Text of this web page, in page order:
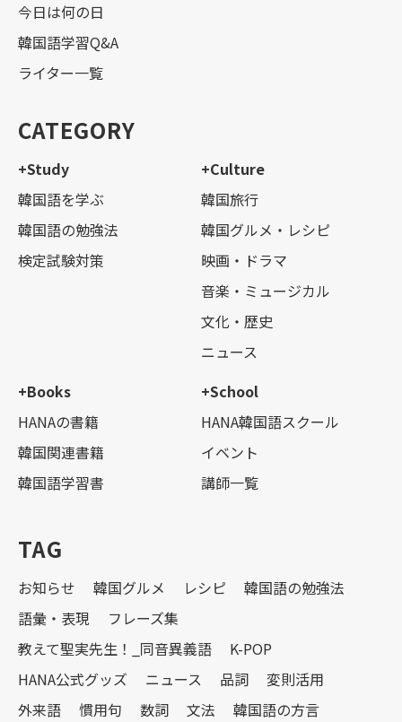
今日は何の日
韓国語学習Q&A
ライター一覧
CATEGORY
+Study
韓国語を学ぶ
韓国語の勉強法
検定試験対策
+Culture
韓国旅行
韓国グルメ・レシピ
映画・ドラマ
音楽・ミュージカル
文化・歴史
ニュース
+Books
HANAの書籍
韓国関連書籍
韓国語学習書
+School
HANA韓国語スクール
イベント
講師一覧
TAG
お知らせ 韓国グルメ レシピ
韓国語の勉強法
語彙・表現
フレーズ集
教えて聖実先生！_同音異義語
K-POP
HANA公式グッズ
ニュース 品詞
変則活用
外来語
慣用句 数詞 文法
韓国語の方言